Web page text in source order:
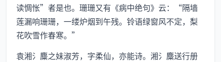
读惆怅”者是也。珊珊又有《病中绝句》云：“隔墙
莲漏响珊珊，一缕炉烟到午残。铃语绿窗风不定，梨
花吹雪作春寒。”
袁湘氵麋之妹淑芳，字柔仙，亦能诗。湘氵麋送行册